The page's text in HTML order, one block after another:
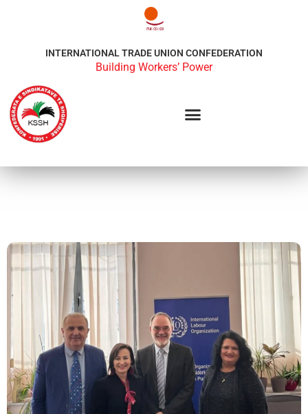
INTERNATIONAL TRADE UNION CONFEDERATION
Building Workers’ Power